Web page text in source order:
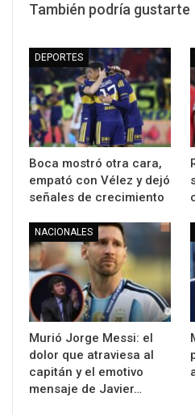
También podría gustarte
DEPORTES
Boca mostró otra cara,
empató con Vélez y dejó
señales de crecimiento
NACIONALES
Murió Jorge Messi: el
dolor que atraviesa al
capitán y el emotivo
mensaje de Javier…